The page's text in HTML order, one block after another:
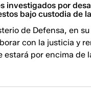
investigados por
bajo custodia de
de Defensa, en
con la justicia y
estará por encima de